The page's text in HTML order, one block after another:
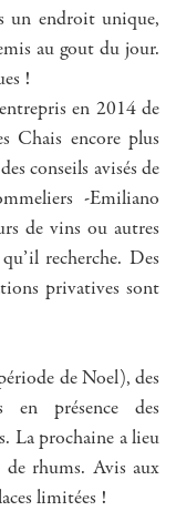
un endroit unique,
au gout du jour.
!
en 2014 de
Chais encore plus
conseils avisés de
-Emiliano
de vins ou autres
recherche. Des
privatives sont
de Noel), des
en présence des
La prochaine a lieu
de rhums. Avis aux
limitées !